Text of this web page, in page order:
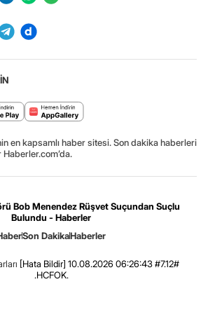
en kapsamlı haber sitesi. Son dakika haberleri
Bob Menendez Rüşvet Suçundan Suçlu
Bulundu - Haberler
Son DakikaHaberler
[Hata Bildir] 10.08.2026 06:26:43 #7.12#
.HCFOK.